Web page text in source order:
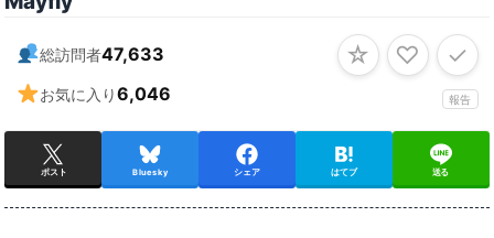
総訪問者47,633
お気に入り6,046 報告
☆ ♡ ✓
ポスト Bluesky シェア はてブ 送る